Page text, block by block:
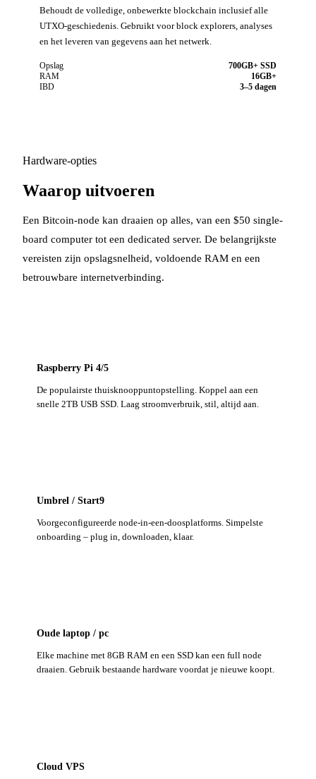
Behoudt de volledige, onbewerkte blockchain inclusief alle
UTXO-geschiedenis. Gebruikt voor block explorers, analyses
en het leveren van gegevens aan het netwerk.
Opslag
700GB+ SSD
RAM
16GB+
IBD
3–5 dagen
Hardware-opties
Waarop uitvoeren
Een Bitcoin-node kan draaien op alles, van een $50 single-
board computer tot een dedicated server. De belangrijkste
vereisten zijn opslagsnelheid, voldoende RAM en een
betrouwbare internetverbinding.
Raspberry Pi 4/5
De populairste thuisknooppuntopstelling. Koppel aan een
snelle 2TB USB SSD. Laag stroomverbruik, stil, altijd aan.
Umbrel / Start9
Voorgeconfigureerde node-in-een-doosplatforms. Simpelste
onboarding – plug in, downloaden, klaar.
Oude laptop / pc
Elke machine met 8GB RAM en een SSD kan een full node
draaien. Gebruik bestaande hardware voordat je nieuwe koopt.
Cloud VPS